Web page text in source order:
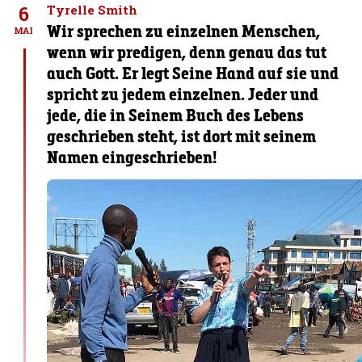
6
MAI
Tyrelle Smith
Wir sprechen zu einzelnen Menschen,
wenn wir predigen, denn genau das tut
auch Gott. Er legt Seine Hand auf sie und
spricht zu jedem einzelnen. Jeder und
jede, die in Seinem Buch des Lebens
geschrieben steht, ist dort mit seinem
Namen eingeschrieben!